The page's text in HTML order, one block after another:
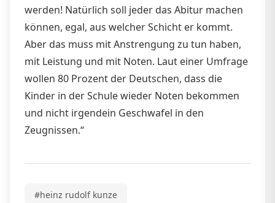
werden! Natürlich soll jeder das Abitur machen
können, egal, aus welcher Schicht er kommt.
Aber das muss mit Anstrengung zu tun haben,
mit Leistung und mit Noten. Laut einer Umfrage
wollen 80 Prozent der Deutschen, dass die
Kinder in der Schule wieder Noten bekommen
und nicht irgendein Geschwafel in den
Zeugnissen.“
#heinz rudolf kunze